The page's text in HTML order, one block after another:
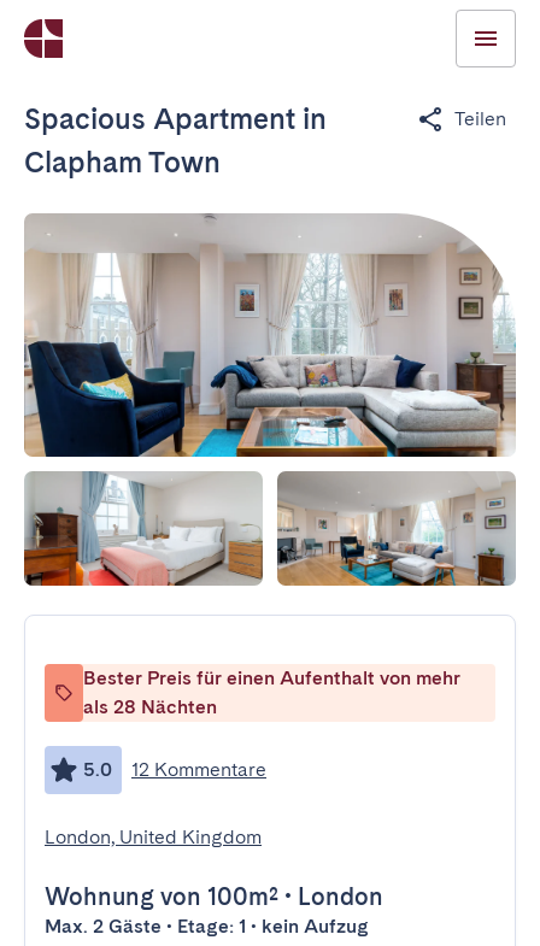
Spacious Apartment in
Clapham Town
Teilen
Bester Preis für einen Aufenthalt von mehr
als 28 Nächten
5.0 12 Kommentare
London, United Kingdom
Wohnung von 100m² • London
Max. 2 Gäste • Etage: 1 • kein Aufzug